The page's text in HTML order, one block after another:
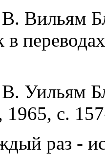
Вильям
в
Уильям
с.
раз -